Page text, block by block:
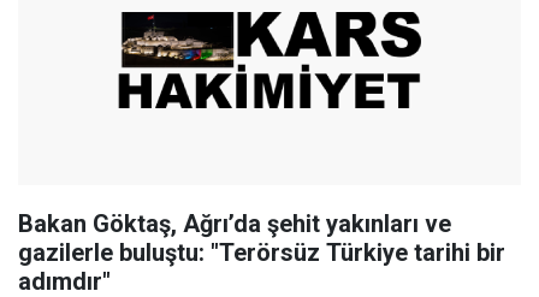
Bakan Göktaş, Ağrı’da şehit yakınları ve
gazilerle buluştu: "Terörsüz Türkiye tarihi bir
adımdır"